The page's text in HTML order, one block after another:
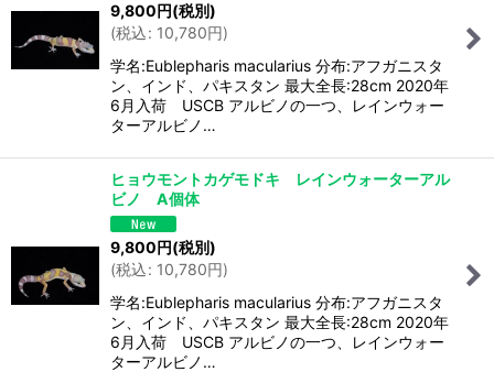
9,800円(税別)
(税込: 10,780円)
学名:Eublepharis macularius 分布:アフガニスタ
ン、インド、パキスタン 最大全長:28cm 2020年
6月入荷 USCB アルビノの一つ、レインウォー
ターアルビノ…
ヒョウモントカゲモドキ レインウォーターアル
ビノ A個体
9,800円(税別)
(税込: 10,780円)
学名:Eublepharis macularius 分布:アフガニスタ
ン、インド、パキスタン 最大全長:28cm 2020年
6月入荷 USCB アルビノの一つ、レインウォー
ターアルビノ…